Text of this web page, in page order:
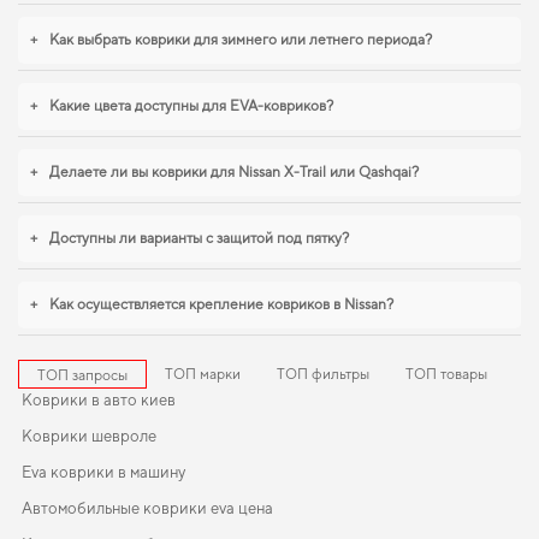
тойоту короллу
помогают поддерживать чистоту без лишних усилий. Мы
всегда готовы поддерживать вас в уходе за автомобилем и предлагать
+ Как выбрать коврики для зимнего или летнего периода?
+ Какие цвета доступны для EVA-ковриков?
+ Делаете ли вы коврики для Nissan X-Trail или Qashqai?
+ Доступны ли варианты с защитой под пятку?
+ Как осуществляется крепление ковриков в Nissan?
ТОП запросы ТОП марки ТОП фильтры ТОП товары
Коврики в авто киев
Коврики шевроле
Eva коврики в машину
Автомобильные коврики eva цена